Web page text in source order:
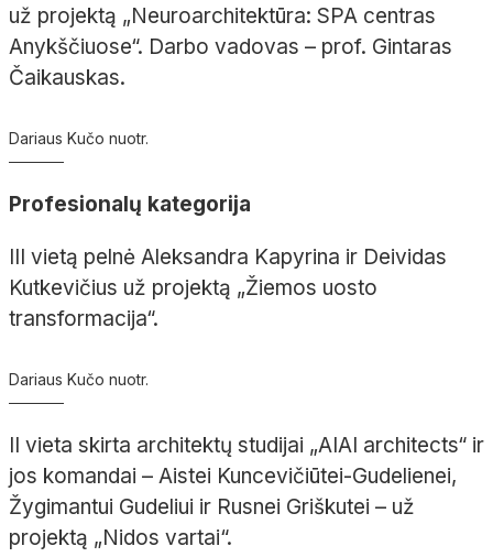
už projektą „Neuroarchitektūra: SPA centras
Anykščiuose“. Darbo vadovas – prof. Gintaras
Čaikauskas.
Dariaus Kučo nuotr.
Profesionalų kategorija
III vietą pelnė Aleksandra Kapyrina ir Deividas
Kutkevičius už projektą „Žiemos uosto
transformacija“.
Dariaus Kučo nuotr.
II vieta skirta architektų studijai „AIAI architects“ ir
jos komandai – Aistei Kuncevičiūtei-Gudelienei,
Žygimantui Gudeliui ir Rusnei Griškutei – už
projektą „Nidos vartai“.